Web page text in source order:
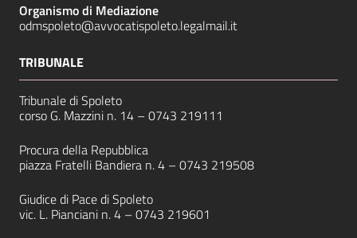
Organismo di Mediazione
odmspoleto@avvocatispoleto.legalmail.it
TRIBUNALE
Tribunale di Spoleto
corso G. Mazzini n. 14 – 0743 219111
Procura della Repubblica
piazza Fratelli Bandiera n. 4 – 0743 219508
Giudice di Pace di Spoleto
vic. L. Pianciani n. 4 – 0743 219601